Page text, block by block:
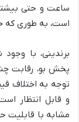
ساعت و حتی
است، به طوری که
برندینی، با
پخش بو، رقابت
توجه به اختلاف
و قابل انتظار
مشابه با قابلیت